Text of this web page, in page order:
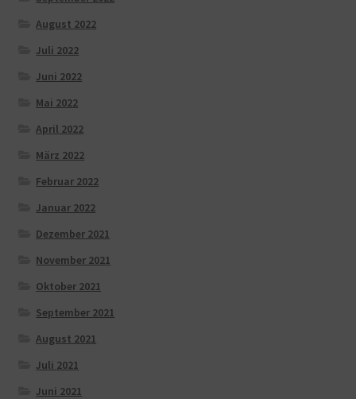
August 2022
Juli 2022
Juni 2022
Mai 2022
April 2022
März 2022
Februar 2022
Januar 2022
Dezember 2021
November 2021
Oktober 2021
September 2021
August 2021
Juli 2021
Juni 2021